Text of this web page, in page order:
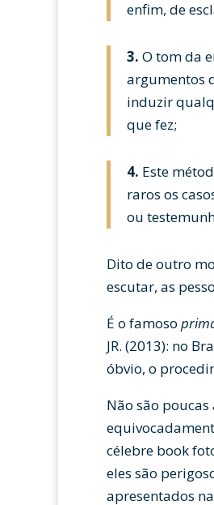
enfim, de
3. O tom da
argumentos
induzir
que fez;
4. Este
raros os
ou
Dito de outro
escutar, as
É o famoso
JR. (2013): no
óbvio, o
Não são
célebre book
eles são
apresentados